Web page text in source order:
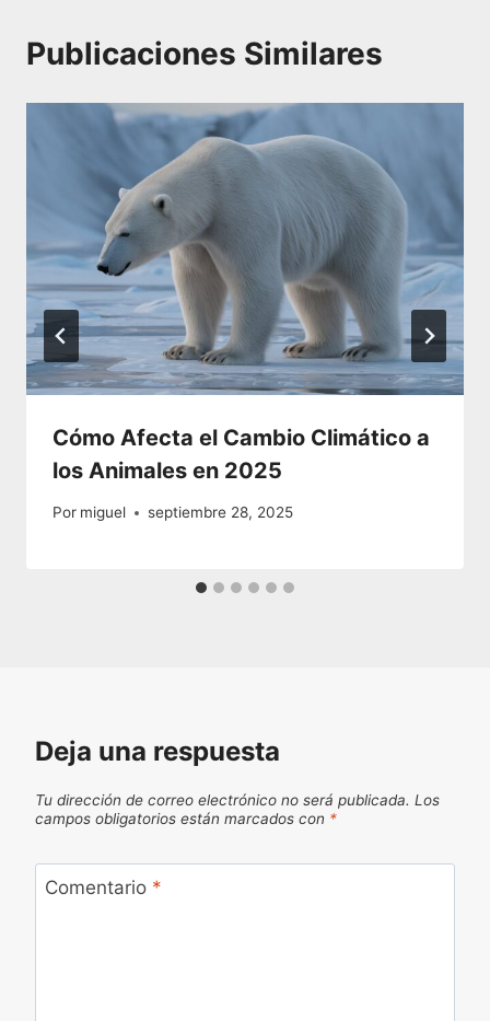
Publicaciones Similares
Cómo Afecta el Cambio Climático a
los Animales en 2025
Por miguel septiembre 28, 2025
Deja una respuesta
Tu dirección de correo electrónico no será publicada. Los
campos obligatorios están marcados con *
Comentario *